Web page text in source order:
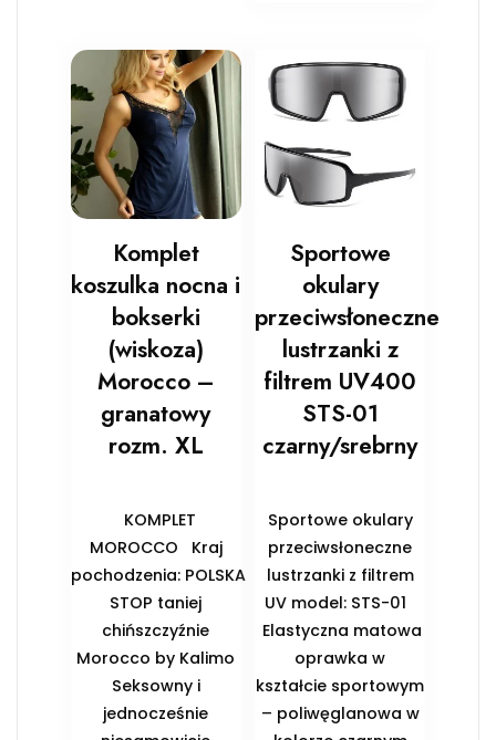
Komplet
koszulka nocna i
bokserki
(wiskoza)
Morocco –
granatowy
rozm. XL
KOMPLET
MOROCCO Kraj
pochodzenia: POLSKA
STOP taniej
chińszczyźnie
Morocco by Kalimo
Seksowny i
jednocześnie
Sportowe
okulary
przeciwsłoneczne
lustrzanki z
filtrem UV400
STS-01
czarny/srebrny
Sportowe okulary
przeciwsłoneczne
lustrzanki z filtrem
UV model: STS-01
Elastyczna matowa
oprawka w
kształcie sportowym
– poliwęglanowa w